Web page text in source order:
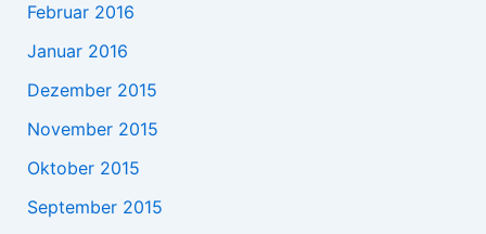
Februar 2016
Januar 2016
Dezember 2015
November 2015
Oktober 2015
September 2015